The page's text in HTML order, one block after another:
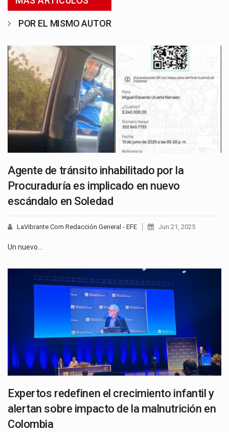
POR EL MISMO AUTOR
Agente de tránsito inhabilitado por la
Procuraduría es implicado en nuevo
escándalo en Soledad
LaVibrante.Com Redacción General - EFE Jun 21, 2025
Un nuevo…
Expertos redefinen el crecimiento infantil y
alertan sobre impacto de la malnutrición en
Colombia